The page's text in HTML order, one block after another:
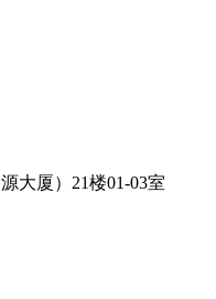
大厦）21楼01-03室